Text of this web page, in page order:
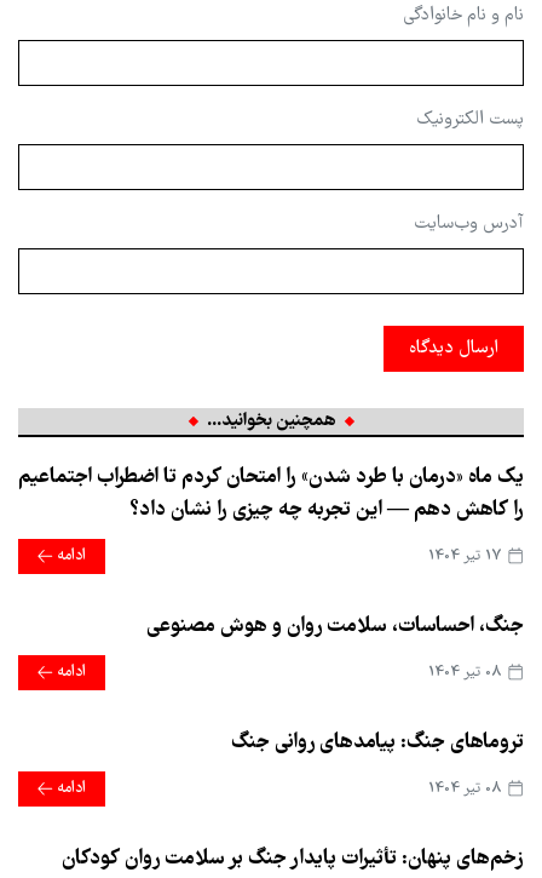
نام و نام خانوادگی
پست الکترونیک
آدرس وب‌سایت
ارسال دیدگاه
همچنین بخوانید...
یک ماه «درمان با طرد شدن» را امتحان کردم تا اضطراب اجتماعیم
را کاهش دهم — این تجربه چه چیزی را نشان داد؟
ادامه
جنگ، احساسات، سلامت روان و هوش مصنوعی
ادامه
تروماهای جنگ: پیامدهای روانی جنگ
ادامه
زخم‌های پنهان: تأثیرات پایدار جنگ بر سلامت روان کودکان